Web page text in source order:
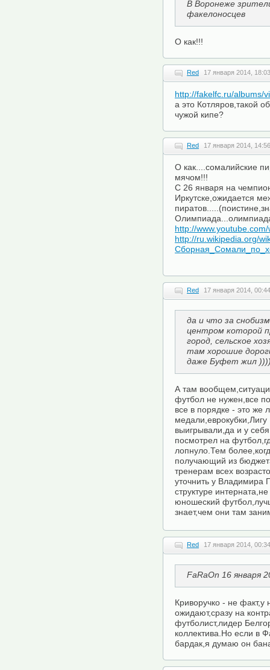
В Воронеже
факелоносцев
О как!!!
Red 17 января 2014, 18:03
http://fakelfc.ru/albums/
а это Котляров,такой
чужой кипе?
Red 17 января 2014, 14:56
О как....сомалийские
мячом!!!
С 26 января на
Иркутске,ожидается
http://
http://ru.wikipedia.org/
Red 17 января 2014, 00:44
да и что за
центром которой
город, сельское
там хорошие
даже Буфет жил
А там
футбол не нужен,все
все в порядке - это же
выигрывали,да и у
посмотрел на
лопнуло.Тем
получающий из
тренерам всех
уточнить у Владимира
структуре
юношеский
знает,чем они там
Red 17 января 2014, 00:34
FaRaOn 16 января
Криворучко - не
ожидают,сразу на
футболист,лидер
коллектива.Но если в
бардак,я думаю он